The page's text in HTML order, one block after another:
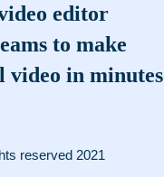
editor
to make
video in minutes
reserved 2021